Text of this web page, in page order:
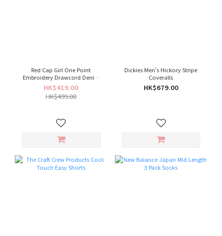
Red Cap Girl One Point
Embroidery Drawcord Denim
Pants
HK$419.00
HK$499.00
Dickies Men's Hickory Stripe
Coveralls
HK$679.00